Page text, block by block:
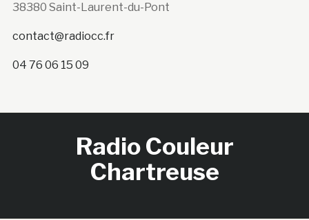
38380 Saint-Laurent-du-Pont
contact@radiocc.fr
04 76 06 15 09
Radio Couleur
Chartreuse